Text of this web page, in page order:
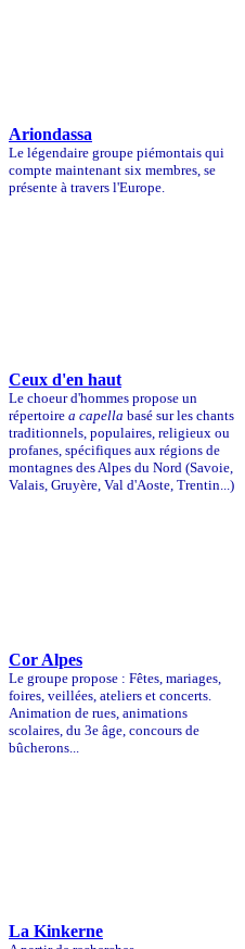
Ariondassa
Le légendaire groupe piémontais qui
compte maintenant six membres, se
présente à travers l'Europe.
Ceux d'en haut
Le choeur d'hommes propose un
répertoire a capella basé sur les chants
traditionnels, populaires, religieux ou
profanes, spécifiques aux régions de
montagnes des Alpes du Nord (Savoie,
Valais, Gruyère, Val d'Aoste, Trentin...)
Cor Alpes
Le groupe propose : Fêtes, mariages,
foires, veillées, ateliers et concerts.
Animation de rues, animations
scolaires, du 3e âge, concours de
bûcherons...
La Kinkerne